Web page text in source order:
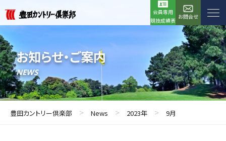
会員専用
競技成績表
お問合せ
お知らせ・ご案内
NEWS
豊田カントリー倶楽部 > News > 2023年 > 9月